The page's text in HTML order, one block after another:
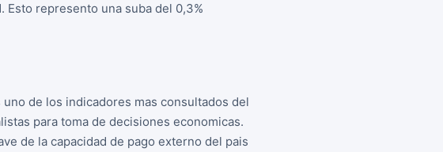
Esto represento una suba del 0,3%
de los indicadores mas consultados del
para toma de decisiones economicas.
de la capacidad de pago externo del pais